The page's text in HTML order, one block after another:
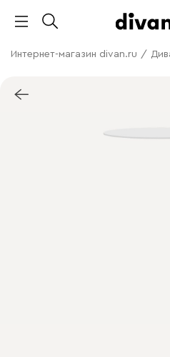
Интернет-магазин divan.ru /